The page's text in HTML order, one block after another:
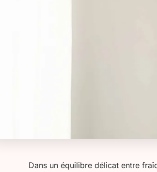
Dans un équilibre délicat entre